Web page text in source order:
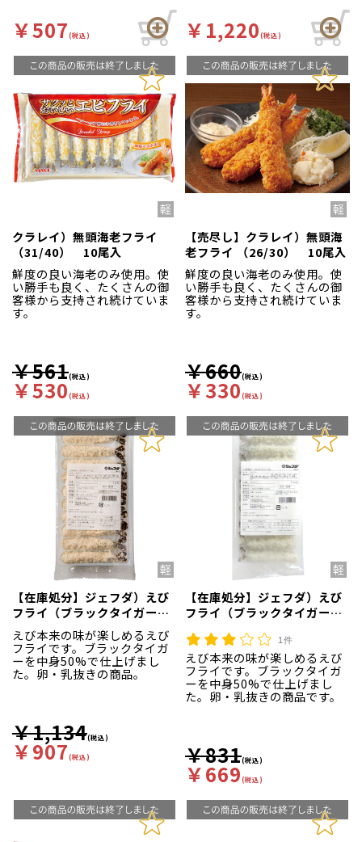
￥507(税込) ￥1,220(税込)
クラレイ）無頭海老フライ
（31/40） 10尾入
鮮度の良い海老のみ使用。使
い勝手も良く、たくさんの御
客様から支持され続けていま
す。
￥561(税込)
￥530(税込)
【売尽し】クラレイ）無頭海
老フライ （26/30） 10尾入
鮮度の良い海老のみ使用。使
い勝手も良く、たくさんの御
客様から支持され続けていま
す。
￥660(税込)
￥330(税込)
【在庫処分】ジェフダ）えび
フライ（ブラックタイガー）
2L 約29g×10尾入
えび本来の味が楽しめるえび
フライです。ブラックタイガ
ーを中身50%で仕上げまし
た。卵・乳抜きの商品。
￥1,134(税込)
￥907(税込)
【在庫処分】ジェフダ）えび
フライ（ブラックタイガー）
1件
えび本来の味が楽しめるえび
フライです。ブラックタイガ
ーを中身50%で仕上げまし
た。卵・乳抜きの商品です。
￥831(税込)
￥669(税込)